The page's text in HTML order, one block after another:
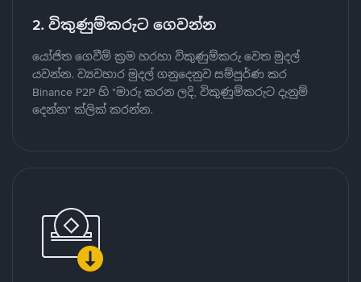
2. විකුණුම්කරුට ගෙවන්න
යෝජිත ගෙවීම් ක්‍රම හරහා විකුණුම්කරු වෙත මුදල්
යවන්න. ව්‍යවහාර මුදල් ගනුදෙනුව සම්පූර්ණ කර
Binance P2P හි "මාරු කරන ලදි, විකුණුම්කරුට දැනුම්
දෙන්න" ක්ලික් කරන්න.